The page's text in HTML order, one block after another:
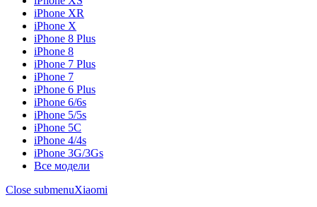
iPhone XR
iPhone X
iPhone 8 Plus
iPhone 8
iPhone 7 Plus
iPhone 7
iPhone 6 Plus
iPhone 6/6s
iPhone 5/5s
iPhone 5C
iPhone 4/4s
iPhone 3G/3Gs
Все модели
Close submenuXiaomi